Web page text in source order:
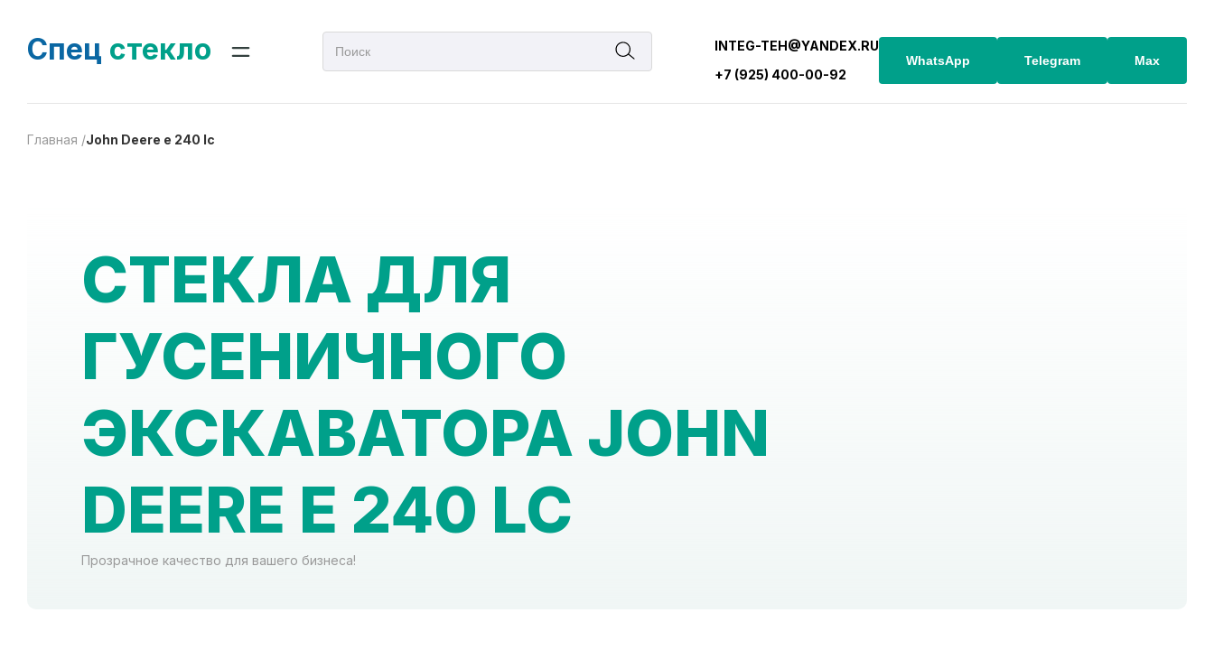
Спец стекло
INTEG-TEH@YANDEX.RU
+7 (925) 400-00-92
WhatsApp Telegram Max
Главная /John Deere e 240 lc
СТЕКЛА ДЛЯ
ГУСЕНИЧНОГО
ЭКСКАВАТОРА JOHN
DEERE E 240 LC
Прозрачное качество для вашего бизнеса!